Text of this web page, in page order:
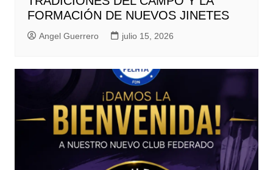
FORMACIÓN DE NUEVOS JINETES
Angel Guerrero julio 15, 2026